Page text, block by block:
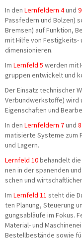
In den Lern­fel­dern 4und 9
Pass­fe­dern und Bol­zen)
Brem­sen) auf Funk­ti­on,
mit Hil­fe von Fes­tig­keits-
dimensionieren.
Im Lern­feld 5 wer­den mit
grup­pen ent­wi­ckelt und
Der Ein­satz tech­ni­scher
Ver­bund­werk­stof­fe) wird
Eigen­schaf­ten und
In den Lern­fel­dern 7und 8
ma­ti­sier­te Sys­te­me zum
und Lagern.
Lern­feld 10behan­delt die
nen in der spa­nen­den
schen und
Im Lern­feld 11 steht die
ten Pla­nung, Steue­rung
gungs­ab­läu­fe im Fokus.
Mate­ri­al- und
Bestell­be­stän­de sowie